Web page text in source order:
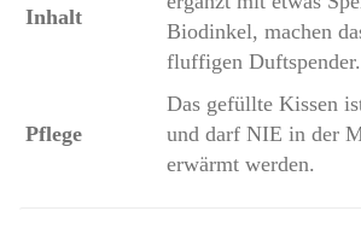
Inhalt
Biodinkel, machen
fluffigen Duftspender.
Pflege
Das gefüllte Kissen
und darf NIE in der
erwärmt werden.